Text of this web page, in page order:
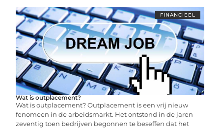
FINANCIEEL
Wat is outplacement?
Wat is outplacement? Outplacement is een vrij nieuw
fenomeen in de arbeidsmarkt. Het ontstond in de jaren
zeventig toen bedrijven begonnen te beseffen dat het